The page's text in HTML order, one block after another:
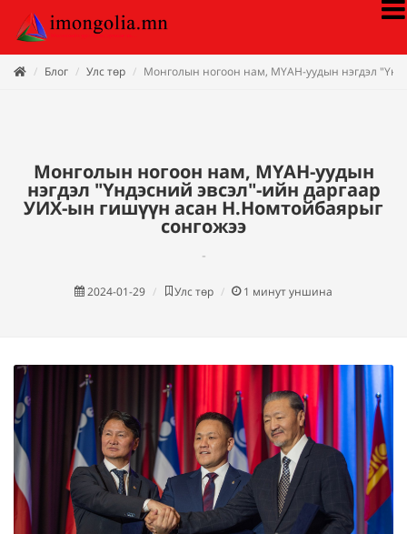
Блог Улс төр Монголын ногоон нам, МҮАН-уудын нэгдэл
Монголын ногоон нам, МҮАН-уудын
нэгдэл "Үндэсний эвсэл"-ийн даргаар
УИХ-ын гишүүн асан Н.Номтойбаярыг
сонгожээ
-
2024-01-29 Улс төр 1 минут уншина